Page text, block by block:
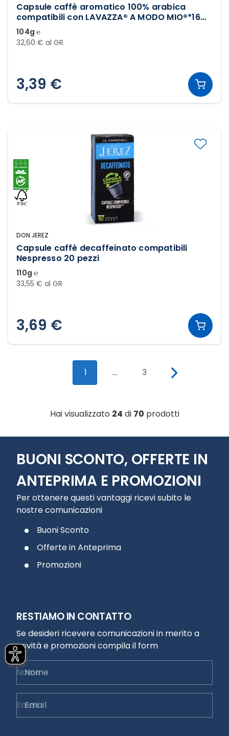
Capsule caffè aromatico 100% arabica
compatibili con LAVAZZA® A MODO MIO®*16
pezzi
104g ℮
32,60 € al GR
3,39 €
DON JEREZ
Capsule caffè decaffeinato compatibili
Nespresso 20 pezzi
110g ℮
33,55 € al GR
3,69 €
1 ... 3
Hai visualizzato 24 di 70 prodotti
BUONI SCONTO, OFFERTE IN
ANTEPRIMA E PROMOZIONI
Per ottenere questi vantaggi ricevi subito le
nostre comunicazioni
Buoni Sconto
Offerte in Anteprima
Promozioni
RESTIAMO IN CONTATTO
Se desideri ricevere comunicazioni in merito a
novità e promozioni compila il form
Nome
Email